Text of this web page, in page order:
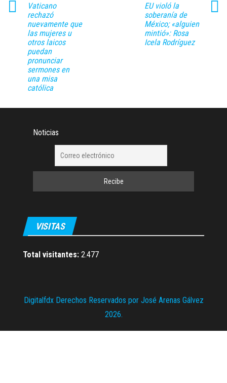
Vaticano
rechazó
nuevamente que
las mujeres u
otros laicos
puedan
pronunciar
sermones en
una misa
católica
EU violó la
soberanía de
México; «alguien
mintió»: Rosa
Icela Rodríguez
Noticias
VISITAS
Total visitantes: 2.477
Digitalfdx Derechos Reservados por José Arenas Gálvez
2026.